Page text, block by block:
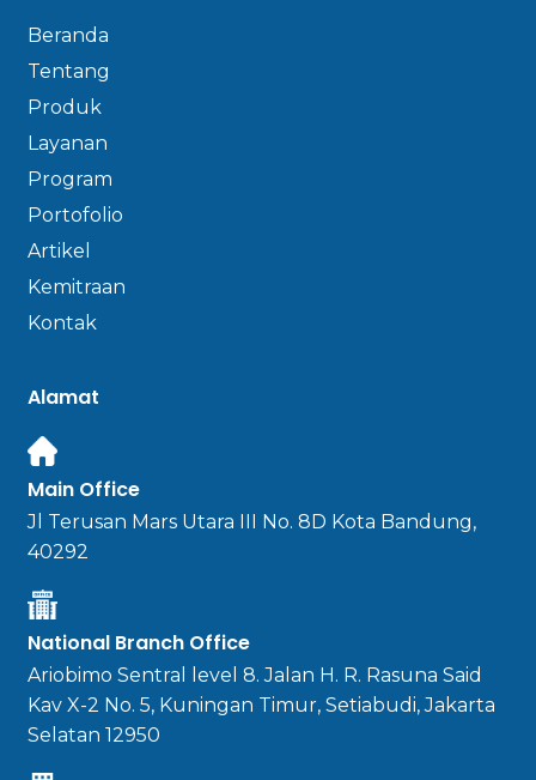
Beranda
Tentang
Produk
Layanan
Program
Portofolio
Artikel
Kemitraan
Kontak
Alamat
Main Office
Jl Terusan Mars Utara III No. 8D Kota Bandung,
40292
National Branch Office
Ariobimo Sentral level 8. Jalan H. R. Rasuna Said
Kav X-2 No. 5, Kuningan Timur, Setiabudi, Jakarta
Selatan 12950